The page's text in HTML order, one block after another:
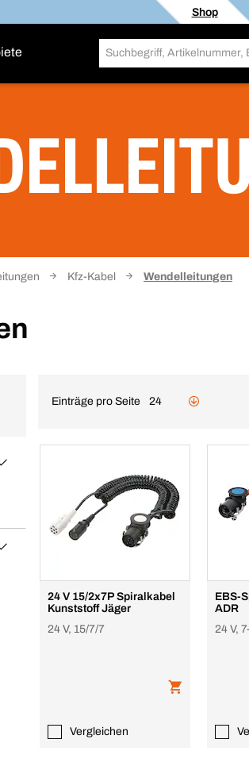
Shop
Kfz-Kabel Wendelleitungen
Einträge pro Seite 24
24 V 15/2x7P Spiralkabel
Kunststoff Jäger
24 V, 15/7/7
Vergleichen
EBS-
ADR
24 V,